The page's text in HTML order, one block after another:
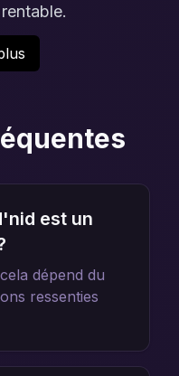
est un
dépend du
ressenties